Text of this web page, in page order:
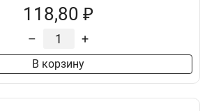
118,80 ₽
– +
В корзину